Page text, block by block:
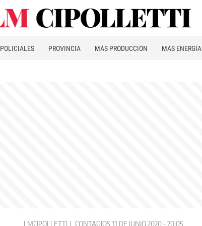
POLICIALES PROVINCIA MÁS PRODUCCIÓN MÁS ENERGÍA
LMCIPOLLETTI CONTAGIOS 11 DE JUNIO 2020 - 20:05